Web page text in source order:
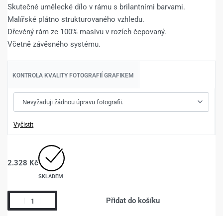
Skutečné umělecké dílo v rámu s brilantními barvami.
Malířské plátno strukturovaného vzhledu.
Dřevěný rám ze 100% masivu v rozích čepovaný.
Včetně závěsného systému.
KONTROLA KVALITY FOTOGRAFIÍ GRAFIKEM
Vyčistit
2.328 Kč
SKLADEM
Přidat do košíku